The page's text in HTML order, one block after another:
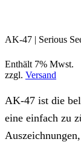
AK-47 | Serious
Enthält 7% Mwst.
zzgl. Versand
AK-47 ist die
eine einfach zu